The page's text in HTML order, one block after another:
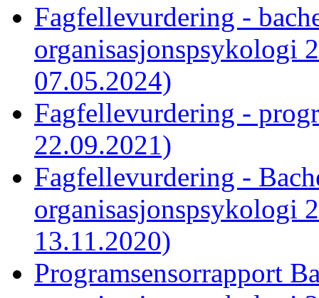
Fagfellevurdering -
organisasjonspsykologi
07.05.2024)
Fagfellevurdering -
22.09.2021)
Fagfellevurdering -
organisasjonspsykologi
13.11.2020)
Programsensorrapport